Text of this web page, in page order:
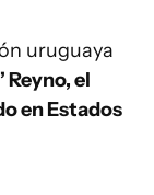
uruguaya
Reyno, el
en Estados